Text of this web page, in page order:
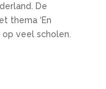
De
thema ‘En
op veel scholen.